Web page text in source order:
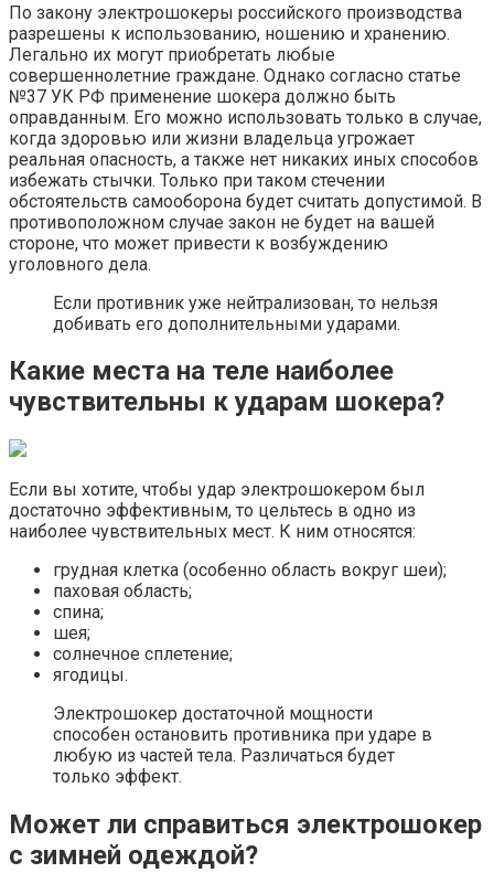
По закону электрошокеры российского производства
разрешены к использованию, ношению и хранению.
Легально их могут приобретать любые
совершеннолетние граждане. Однако согласно статье
№37 УК РФ применение шокера должно быть
оправданным. Его можно использовать только в случае,
когда здоровью или жизни владельца угрожает
реальная опасность, а также нет никаких иных способов
избежать стычки. Только при таком стечении
обстоятельств самооборона будет считать допустимой. В
противоположном случае закон не будет на вашей
стороне, что может привести к возбуждению
уголовного дела.
Если противник уже нейтрализован, то нельзя
добивать его дополнительными ударами.
Какие места на теле наиболее
чувствительны к ударам шокера?
Если вы хотите, чтобы удар электрошокером был
достаточно эффективным, то цельтесь в одно из
наиболее чувствительных мест. К ним относятся:
грудная клетка (особенно область вокруг шеи);
паховая область;
спина;
шея;
солнечное сплетение;
ягодицы.
Электрошокер достаточной мощности
способен остановить противника при ударе в
любую из частей тела. Различаться будет
только эффект.
Может ли справиться электрошокер
с зимней одеждой?